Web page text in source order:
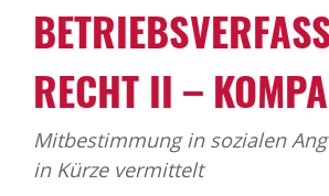
Seminarhotels
Service
Betriebsrat-Wissen
RECHT II –
Mitbestimmung in sozialen
in Kürze vermittelt